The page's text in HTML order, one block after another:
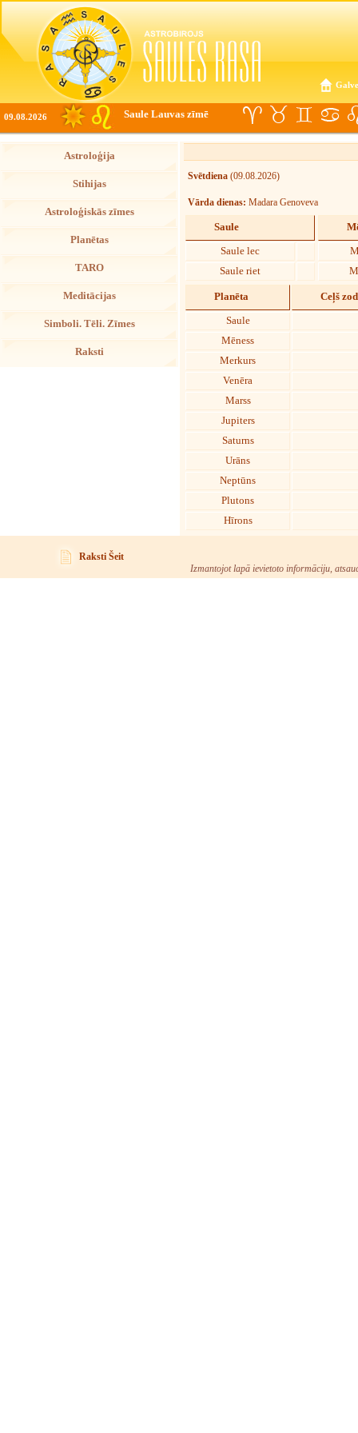
09.08.2026 Saule Lauvas zīmē
Astroloģija
Stihijas
Astroloģiskās zīmes
Planētas
TARO
Meditācijas
Simboli. Tēli. Zīmes
Raksti
Svētdiena (09.08.2026)
Vārda dienas: Madara Genoveva
Saule
Saule lec
Saule riet
Planēta Ceļš
Saule
Mēness
Merkurs
Venēra
Marss
Jupiters
Saturns
Urāns
Neptūns
Plutons
Hīrons
Raksti Šeit
Izmantojot lapā ievietoto informāciju,